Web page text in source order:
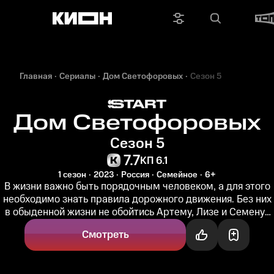
Главная Сериалы Дом Светофоровых Сезон 5
Дом Светофоровых
Сезон 5
7.7КП 6.1
1 сезон 2023 Россия Семейное 6+
В жизни важно быть порядочным человеком, а для этого
необходимо знать правила дорожного движения. Без них
в обыденной жизни не обойтись Артему, Лизе и Семену-
младшему, детям...
Смотреть